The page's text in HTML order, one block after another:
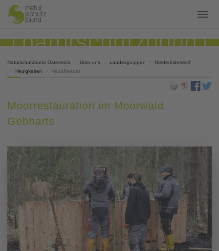
Naturschutzbund Österreich Über uns Landesgruppen
Niederösterreich
Neuigkeiten
NewsReader
Moorrestauration im Moorwald
Gebharts